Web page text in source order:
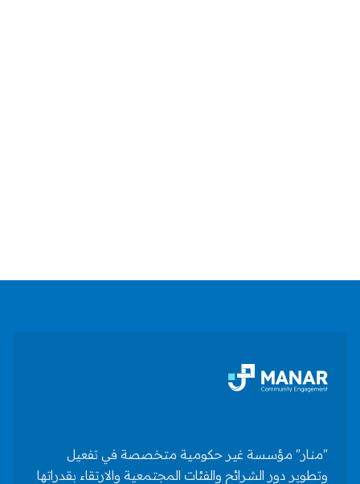
"منار" مؤسسة غير حكومية متخصصة في تفعيل
وتطوير دور الشرائح والفئات المجتمعية والارتقاء بقدراتها